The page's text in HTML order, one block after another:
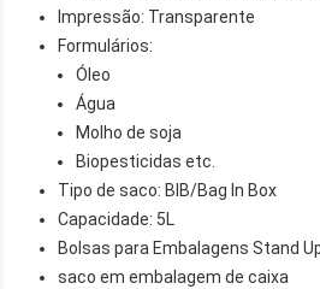
Impressão: Transparente
Formulários:
Óleo
Água
Molho de soja
Biopesticidas etc.
Tipo de saco: BIB/Bag In Box
Capacidade: 5L
Bolsas para Embalagens Stand
saco em embalagem de caixa